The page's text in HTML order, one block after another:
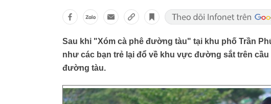
Sau khi "Xóm cà phê đường tàu" tại khu phố Trần
như các bạn trẻ lại đổ về khu vực đường sắt trên
đường tàu.